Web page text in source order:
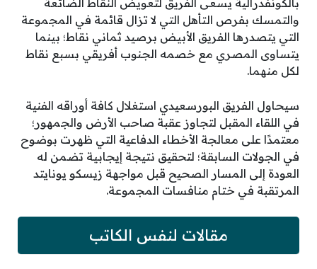
بالكونفدرالية يسعى الفريق لتعويض النقاط الضائعة
والتمسك بفرص التأهل التي لا تزال قائمة في المجموعة
التي يتصدرها الفريق الأبيض برصيد ثماني نقاط؛ بينما
يتساوى المصري مع خصمه الجنوب أفريقي بسبع نقاط
لكل منهما.
سيحاول الفريق البورسعيدي استغلال كافة أوراقه الفنية
في اللقاء المقبل لتجاوز عقبة صاحب الأرض والجمهور؛
معتمدًا على معالجة الأخطاء الدفاعية التي ظهرت بوضوح
في الجولات السابقة؛ لتحقيق نتيجة إيجابية تضمن له
العودة إلى المسار الصحيح قبل مواجهة زيسكو يونايتد
المرتقبة في ختام منافسات المجموعة.
مقالات لنفس الكاتب